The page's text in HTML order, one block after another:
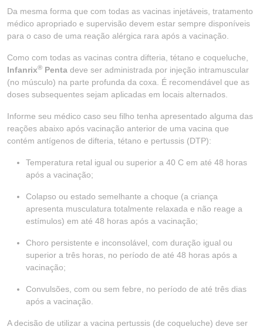
Da mesma forma que com todas as vacinas injetáveis, tratamento
médico apropriado e supervisão devem estar sempre disponíveis
para o caso de uma reação alérgica rara após a vacinação.
Como com todas as vacinas contra difteria, tétano e coqueluche,
Infanrix® Penta deve ser administrada por injeção intramuscular
(no músculo) na parte profunda da coxa. É recomendável que as
doses subsequentes sejam aplicadas em locais alternados.
Informe seu médico caso seu filho tenha apresentado alguma das
reações abaixo após vacinação anterior de uma vacina que
contém antígenos de difteria, tétano e pertussis (DTP):
Temperatura retal igual ou superior a 40 C em até 48 horas
após a vacinação;
Colapso ou estado semelhante a choque (a criança
apresenta musculatura totalmente relaxada e não reage a
estímulos) em até 48 horas após a vacinação;
Choro persistente e inconsolável, com duração igual ou
superior a três horas, no período de até 48 horas após a
vacinação;
Convulsões, com ou sem febre, no período de até três dias
após a vacinação.
A decisão de utilizar a vacina pertussis (de coqueluche) deve ser